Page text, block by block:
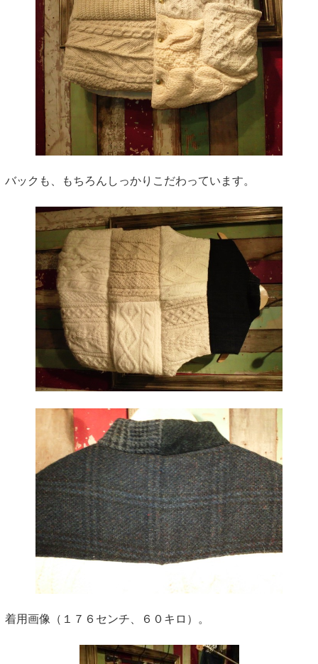
バックも、もちろんしっかりこだわっています。
着用画像（１７６センチ、６０キロ）。